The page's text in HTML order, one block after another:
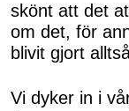
skönt att det
om det, för
blivit gjort
Vi dyker in i